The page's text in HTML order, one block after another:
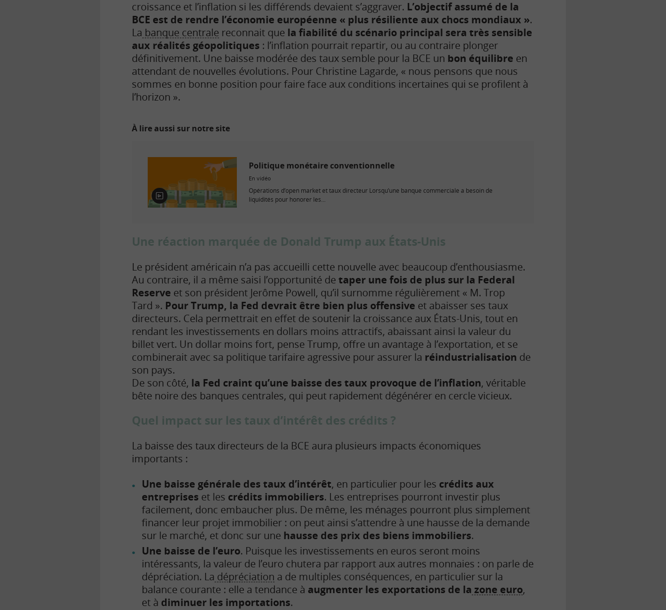
croissance et l’inflation si les différends devaient s’aggraver. L’objectif assumé de la
BCE est de rendre l’économie européenne « plus résiliente aux chocs mondiaux ».
La banque centrale reconnait que la fiabilité du scénario principal sera très sensible
aux réalités géopolitiques : l’inflation pourrait repartir, ou au contraire plonger
définitivement. Une baisse modérée des taux semble pour la BCE un bon équilibre en
attendant de nouvelles évolutions. Pour Christine Lagarde, « nous pensons que nous
sommes en bonne position pour faire face aux conditions incertaines qui se profilent à
l’horizon ».
À lire aussi sur notre site
E
n
é
Politique monétaire conventionnelle
En vidéo
Opérations d’open market et taux directeur Lorsqu’une banque commerciale a besoin de
liquidités pour honorer les...
Une réaction marquée de Donald Trump aux États-Unis
Le président américain n’a pas accueilli cette nouvelle avec beaucoup d’enthousiasme.
Au contraire, il a même saisi l’opportunité de taper une fois de plus sur la Federal
Reserve et son président Jerôme Powell, qu’il surnomme régulièrement « M. Trop
Tard ». Pour Trump, la Fed devrait être bien plus offensive et abaisser ses taux
directeurs. Cela permettrait en effet de soutenir la croissance aux États-Unis, tout en
rendant les investissements en dollars moins attractifs, abaissant ainsi la valeur du
billet vert. Un dollar moins fort, pense Trump, offre un avantage à l’exportation, et se
combinerait avec sa politique tarifaire agressive pour assurer la réindustrialisation de
son pays.
De son côté, la Fed craint qu’une baisse des taux provoque de l’inflation, véritable
bête noire des banques centrales, qui peut rapidement dégénérer en cercle vicieux.
Quel impact sur les taux d’intérêt des crédits ?
La baisse des taux directeurs de la BCE aura plusieurs impacts économiques
importants :
Une baisse générale des taux d’intérêt, en particulier pour les crédits aux
entreprises et les crédits immobiliers. Les entreprises pourront investir plus
facilement, donc embaucher plus. De même, les ménages pourront plus simplement
financer leur projet immobilier : on peut ainsi s’attendre à une hausse de la demande
sur le marché, et donc sur une hausse des prix des biens immobiliers.
Une baisse de l’euro. Puisque les investissements en euros seront moins
intéressants, la valeur de l’euro chutera par rapport aux autres monnaies : on parle de
dépréciation. La dépréciation a de multiples conséquences, en particulier sur la
balance courante : elle a tendance à augmenter les exportations de la zone euro,
et à diminuer les importations.